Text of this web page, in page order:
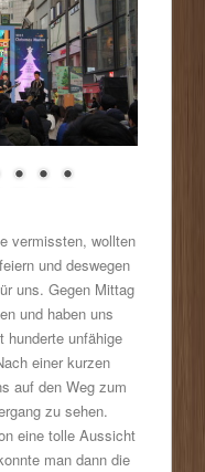
vermissten, wollten
und deswegen
uns. Gegen Mittag
und haben uns
hunderte unfähige
einer kurzen
auf den Weg zum
zu sehen.
eine tolle Aussicht
man dann die